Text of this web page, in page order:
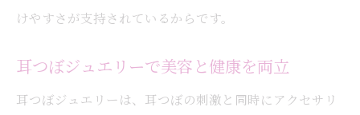
耳つぼで無理なく続く体重管理のポイント
耳つぼダイエットはなぜ運動不要で効果的
か
けやすさが支持されているからです。
耳つぼジュエリーで美容と健康を両立
耳つぼジュエリーは、耳つぼの刺激と同時にアクセサリ